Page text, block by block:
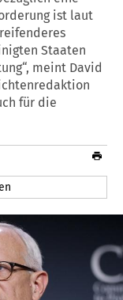
ist laut
Staaten
meint David
für die